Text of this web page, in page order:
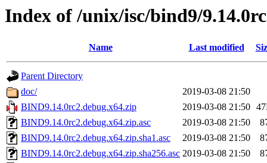
Index of /unix/isc/bind9/
Name Last modified
Parent Directory
doc/
2019-03-08 21:50
BIND9.14.0rc2.debug.x64.zip
2019-03-08 21:50
BIND9.14.0rc2.debug.x64.zip.asc
2019-03-08 21:50
BIND9.14.0rc2.debug.x64.zip.sha1.asc
2019-03-08 21:50
BIND9.14.0rc2.debug.x64.zip.sha256.asc 2019-03-08 21:50